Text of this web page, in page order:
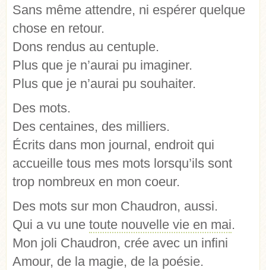
Sans même attendre, ni espérer quelque
chose en retour.
Dons rendus au centuple.
Plus que je n’aurai pu imaginer.
Plus que je n’aurai pu souhaiter.
Des mots.
Des centaines, des milliers.
Écrits dans mon journal, endroit qui
accueille tous mes mots lorsqu’ils sont
trop nombreux en mon coeur.
Des mots sur mon Chaudron, aussi.
Qui a vu une toute nouvelle vie en mai.
Mon joli Chaudron, crée avec un infini
Amour, de la magie, de la poésie.